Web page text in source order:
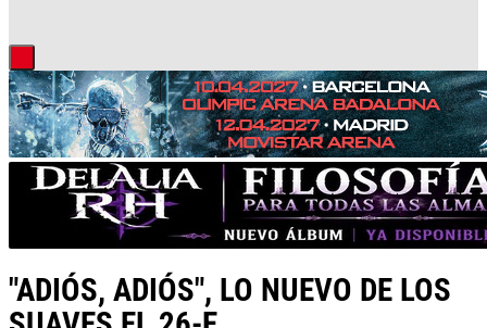
"ADIÓS, ADIÓS", LO NUEVO DE LOS